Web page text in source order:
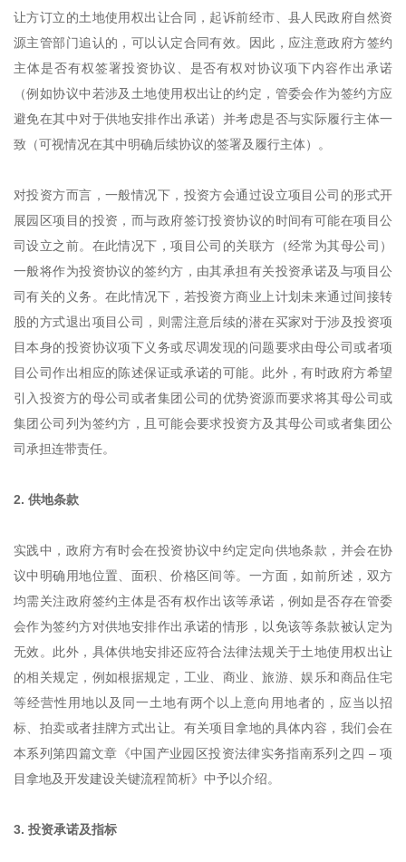
让方订立的土地使用权出让合同，起诉前经市、县人民政府自然资
源主管部门追认的，可以认定合同有效。因此，应注意政府方签约
主体是否有权签署投资协议、是否有权对协议项下内容作出承诺
（例如协议中若涉及土地使用权出让的约定，管委会作为签约方应
避免在其中对于供地安排作出承诺）并考虑是否与实际履行主体一
致（可视情况在其中明确后续协议的签署及履行主体）。
对投资方而言，一般情况下，投资方会通过设立项目公司的形式开
展园区项目的投资，而与政府签订投资协议的时间有可能在项目公
司设立之前。在此情况下，项目公司的关联方（经常为其母公司）
一般将作为投资协议的签约方，由其承担有关投资承诺及与项目公
司有关的义务。在此情况下，若投资方商业上计划未来通过间接转
股的方式退出项目公司，则需注意后续的潜在买家对于涉及投资项
目本身的投资协议项下义务或尽调发现的问题要求由母公司或者项
目公司作出相应的陈述保证或承诺的可能。此外，有时政府方希望
引入投资方的母公司或者集团公司的优势资源而要求将其母公司或
集团公司列为签约方，且可能会要求投资方及其母公司或者集团公
司承担连带责任。
2. 供地条款
实践中，政府方有时会在投资协议中约定定向供地条款，并会在协
议中明确用地位置、面积、价格区间等。一方面，如前所述，双方
均需关注政府签约主体是否有权作出该等承诺，例如是否存在管委
会作为签约方对供地安排作出承诺的情形，以免该等条款被认定为
无效。此外，具体供地安排还应符合法律法规关于土地使用权出让
的相关规定，例如根据规定，工业、商业、旅游、娱乐和商品住宅
等经营性用地以及同一土地有两个以上意向用地者的，应当以招
标、拍卖或者挂牌方式出让。有关项目拿地的具体内容，我们会在
本系列第四篇文章《中国产业园区投资法律实务指南系列之四 – 项
目拿地及开发建设关键流程简析》中予以介绍。
3. 投资承诺及指标